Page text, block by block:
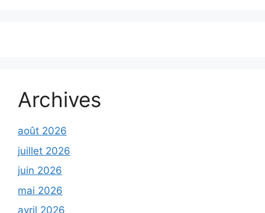
Archives
août 2026
juillet 2026
juin 2026
mai 2026
avril 2026